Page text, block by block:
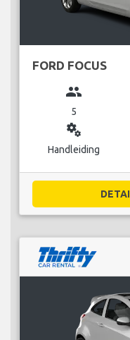
FORD FOCUS
group
5
miscellaneous_services
Handleiding